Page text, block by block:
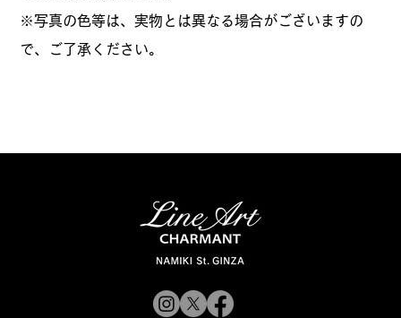
※写真の色等は、実物とは異なる場合がございますの
で、ご了承ください。